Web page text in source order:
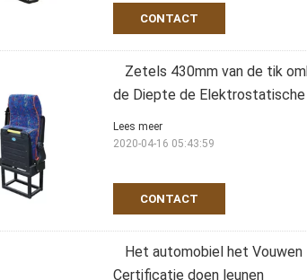
CONTACT
Zetels 430mm van de tik
de Diepte de Elektrostatische
CONTACT
Lees meer
2020-04-16 05:43:59
Het automobiel het
Certificatie doen leunen